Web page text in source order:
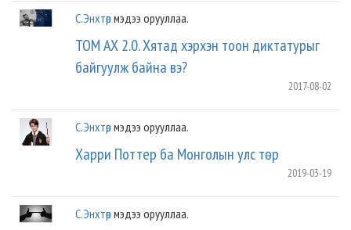
C.Энхтөрмэдээ орууллаа.
ТОМ АХ 2.0. Хятад хэрхэн тоон диктатурыг
байгуулж байна вэ?
2017-08-02
C.Энхтөрмэдээ орууллаа.
Харри Поттер ба Монголын улс төр
2019-03-19
C.Энхтөрмэдээ орууллаа.